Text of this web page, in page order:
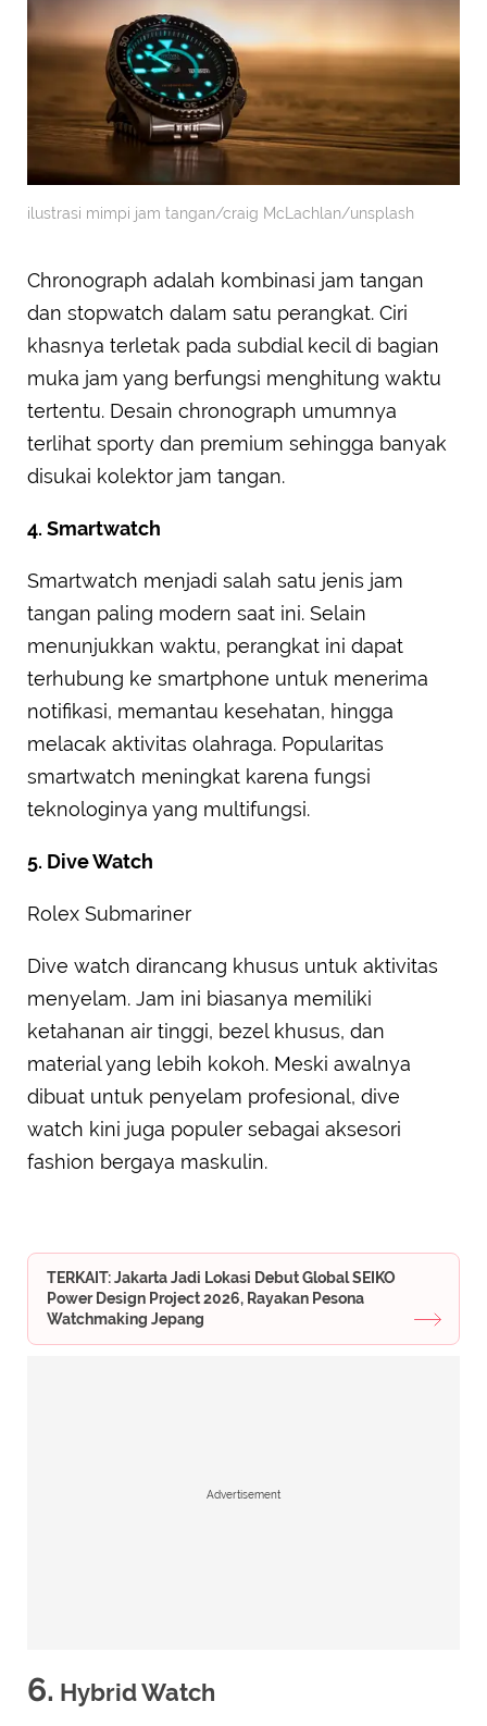
ilustrasi mimpi jam tangan/craig McLachlan/unsplash
Chronograph adalah kombinasi jam tangan
dan stopwatch dalam satu perangkat. Ciri
khasnya terletak pada subdial kecil di bagian
muka jam yang berfungsi menghitung waktu
tertentu. Desain chronograph umumnya
terlihat sporty dan premium sehingga banyak
disukai kolektor jam tangan.
4. Smartwatch
Smartwatch menjadi salah satu jenis jam
tangan paling modern saat ini. Selain
menunjukkan waktu, perangkat ini dapat
terhubung ke smartphone untuk menerima
notifikasi, memantau kesehatan, hingga
melacak aktivitas olahraga. Popularitas
smartwatch meningkat karena fungsi
teknologinya yang multifungsi.
5. Dive Watch
Rolex Submariner
Dive watch dirancang khusus untuk aktivitas
menyelam. Jam ini biasanya memiliki
ketahanan air tinggi, bezel khusus, dan
material yang lebih kokoh. Meski awalnya
dibuat untuk penyelam profesional, dive
watch kini juga populer sebagai aksesori
fashion bergaya maskulin.
TERKAIT: Jakarta Jadi Lokasi Debut Global SEIKO
Power Design Project 2026, Rayakan Pesona
Watchmaking Jepang
Advertisement
6. Hybrid Watch